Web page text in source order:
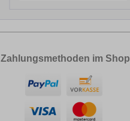
Zahlungsmethoden im Shop